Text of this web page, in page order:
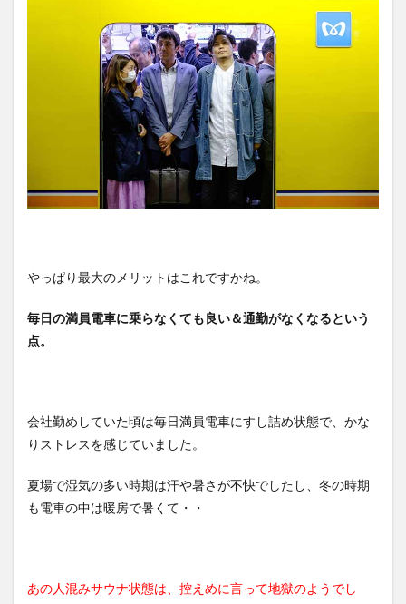
やっぱり最大のメリットはこれですかね。
毎日の満員電車に乗らなくても良い＆通勤がなくなるという
点。
会社勤めしていた頃は毎日満員電車にすし詰め状態で、かな
りストレスを感じていました。
夏場で湿気の多い時期は汗や暑さが不快でしたし、冬の時期
も電車の中は暖房で暑くて・・
あの人混みサウナ状態は、控えめに言って地獄のようでし